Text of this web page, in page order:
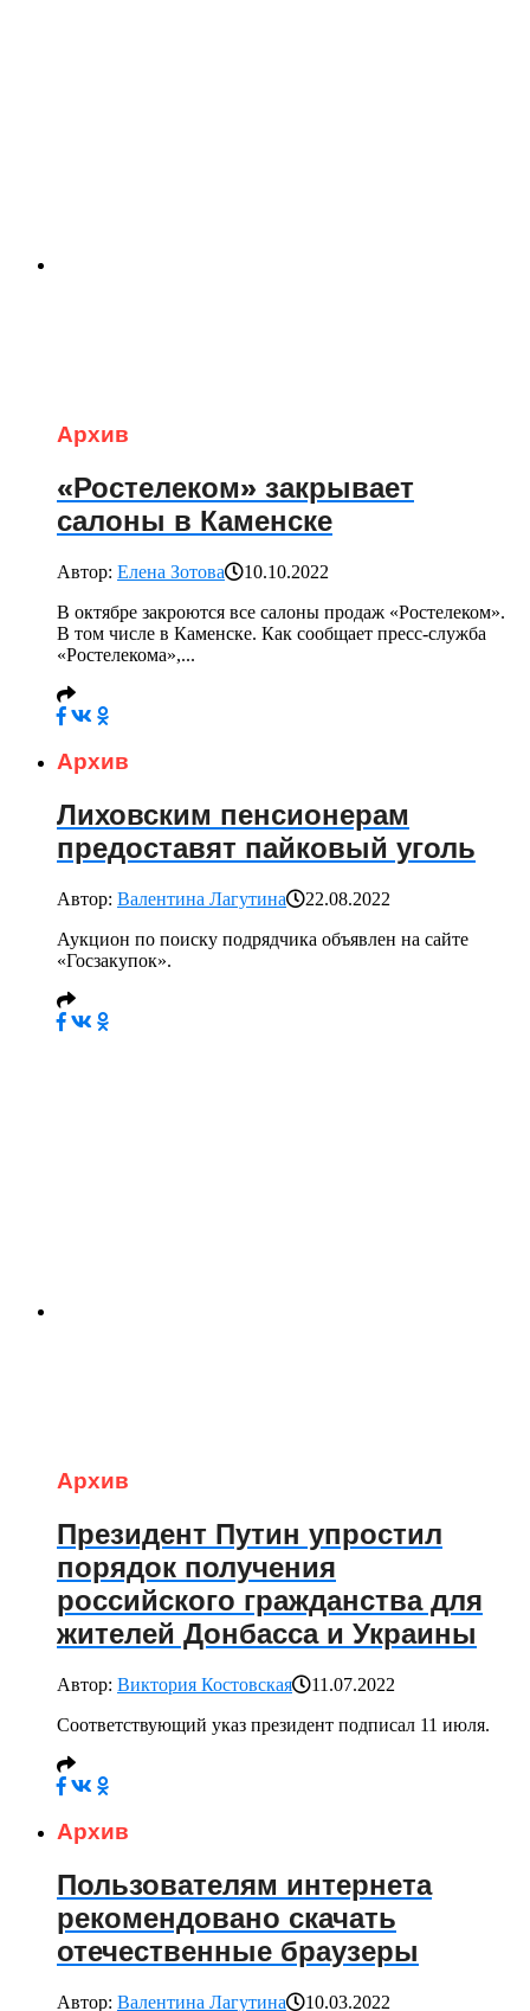
Архив
«Ростелеком» закрывает
салоны в Каменске
Автор: Елена Зотова
10.10.2022
В октябре закроются все салоны продаж «Ростелеком».
В том числе в Каменске. Как сообщает пресс-служба
«Ростелекома»,...
Архив
Лиховским пенсионерам
предоставят пайковый уголь
Автор: Валентина Лагутина
22.08.2022
Аукцион по поиску подрядчика объявлен на сайте
«Госзакупок».
Архив
Президент Путин упростил
порядок получения
российского гражданства для
жителей Донбасса и Украины
Автор: Виктория Костовская
11.07.2022
Соответствующий указ президент подписал 11 июля.
Архив
Пользователям интернета
рекомендовано скачать
отечественные браузеры
Автор: Валентина Лагутина 10.03.2022